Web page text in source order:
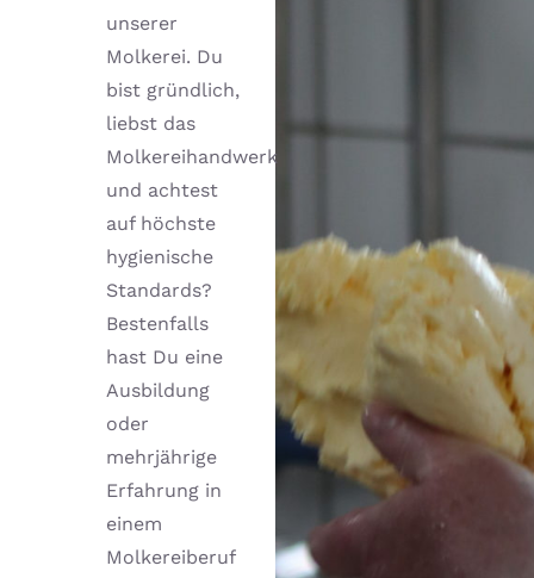
unserer
Molkerei. Du
bist gründlich,
liebst das
Molkereihandwerk
und achtest
auf höchste
hygienische
Standards?
Bestenfalls
hast Du eine
Ausbildung
oder
mehrjährige
Erfahrung in
einem
Molkereiberuf